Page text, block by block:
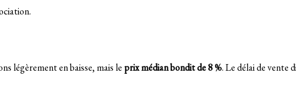
légèrement en baisse, mais le prix médian bondit de 8 %. Le délai de vente